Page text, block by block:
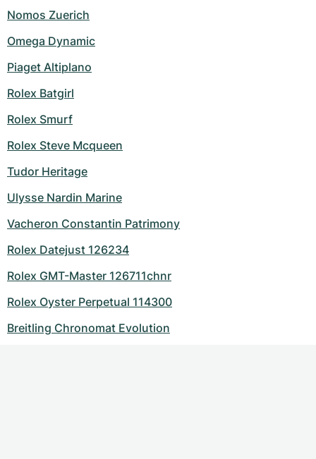
Nomos Zuerich
Omega Dynamic
Piaget Altiplano
Rolex Batgirl
Rolex Smurf
Rolex Steve Mcqueen
Tudor Heritage
Ulysse Nardin Marine
Vacheron Constantin Patrimony
Rolex Datejust 126234
Rolex GMT-Master 126711chnr
Rolex Oyster Perpetual 114300
Breitling Chronomat Evolution